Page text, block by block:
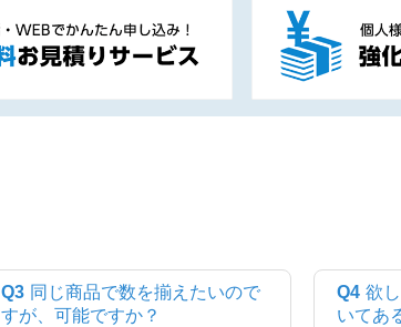
Q3 同じ商品で数を揃えたいので
すが、可能ですか？
Q4 欲
いてあ